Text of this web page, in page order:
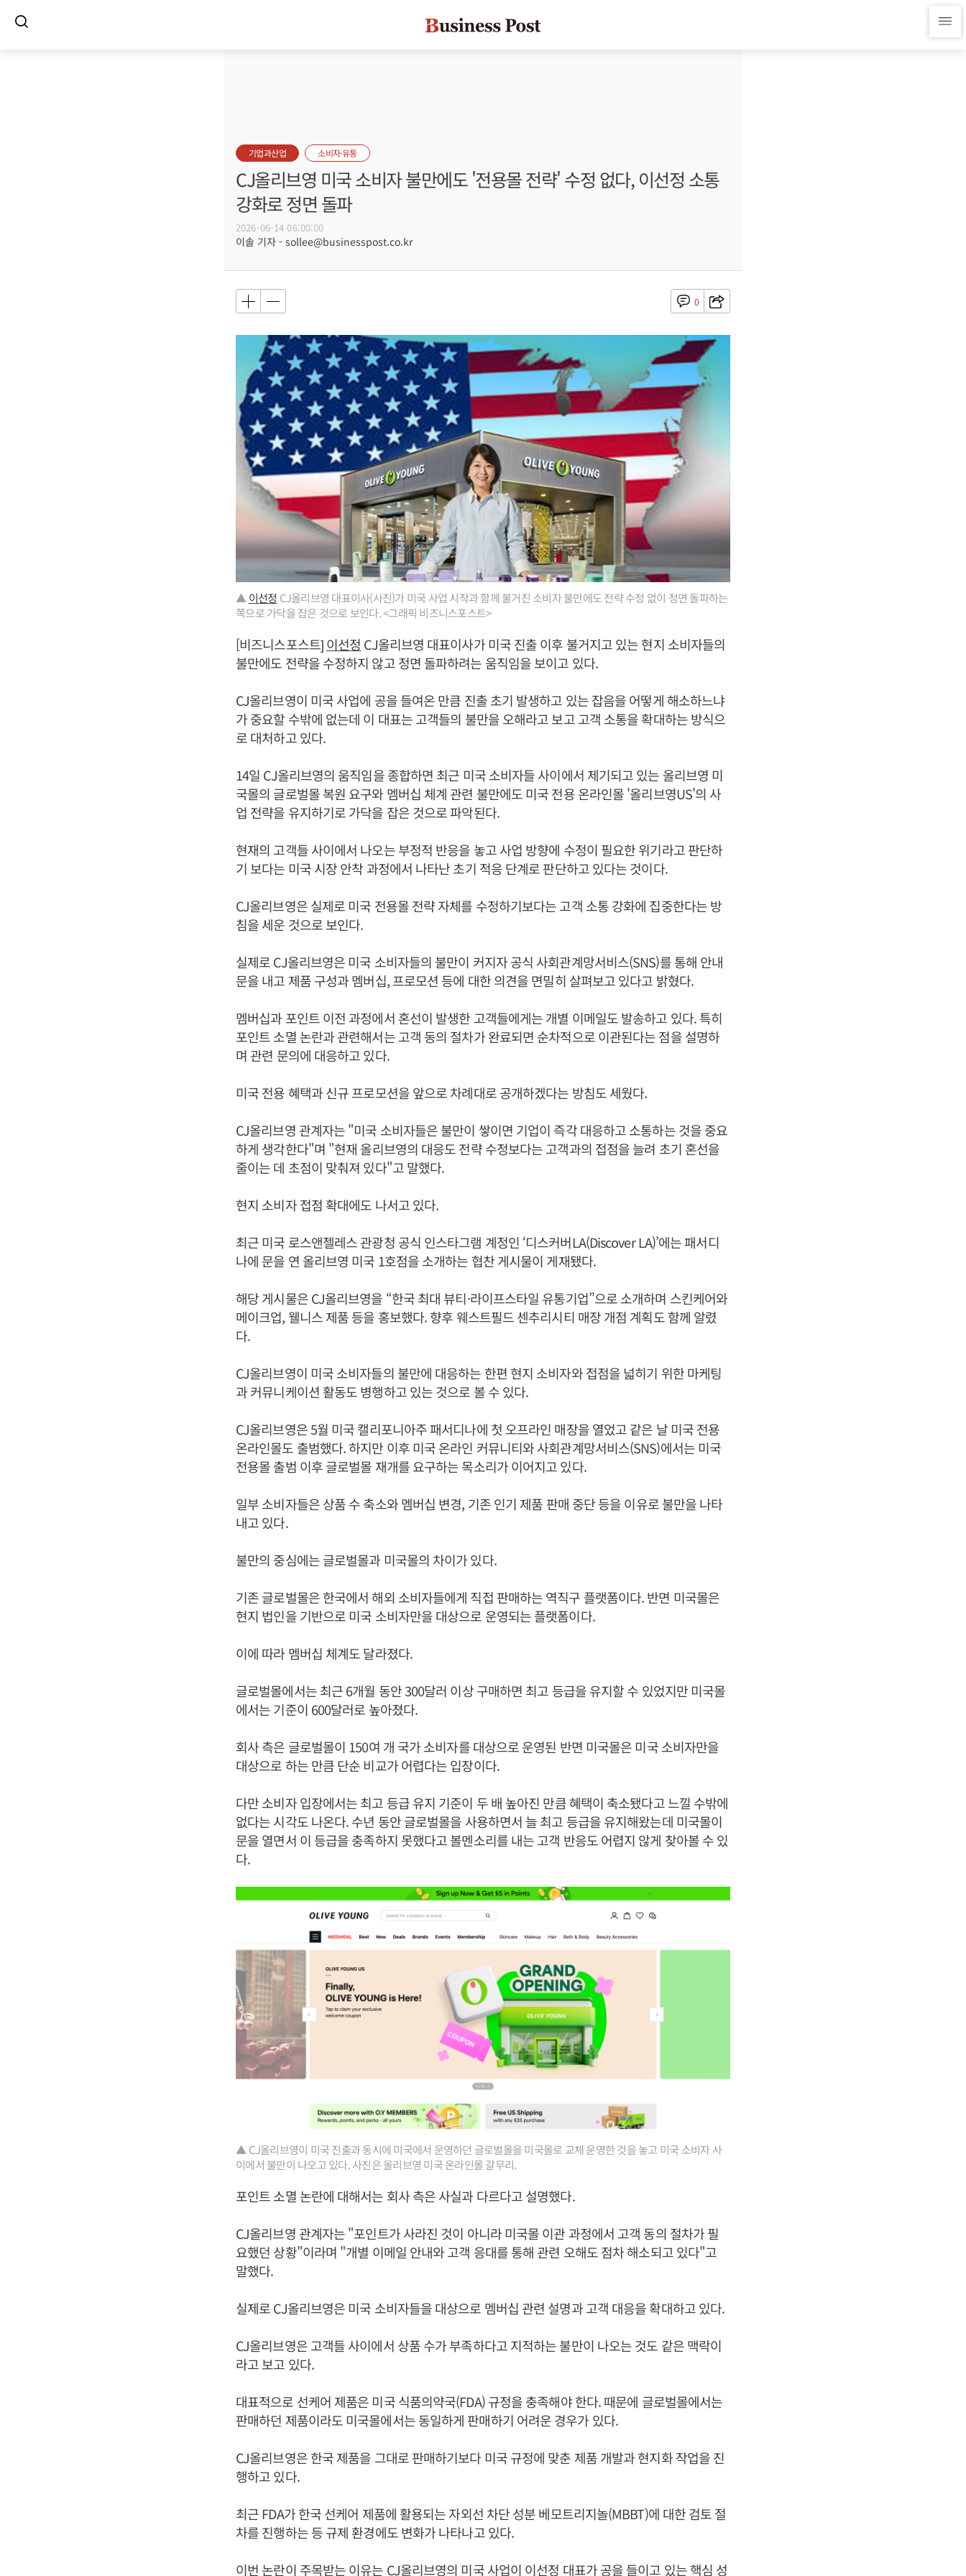
기업과산업 소비자·유통
CJ올리브영 미국 소비자 불만에도 '전용몰 전략' 수정 없다, 이선정 소통
강화로 정면 돌파
2026-06-14 06:00:00
이솔 기자 - sollee@businesspost.co.kr
0
▲ 이선정 CJ올리브영 대표이사(사진)가 미국 사업 시작과 함께 불거진 소비자 불만에도 전략 수정 없이 정면 돌파하는
쪽으로 가닥을 잡은 것으로 보인다. <그래픽 비즈니스포스트>
[비즈니스포스트]이선정 CJ올리브영 대표이사가 미국 진출 이후 불거지고 있는 현지 소비자들의
불만에도 전략을 수정하지 않고 정면 돌파하려는 움직임을 보이고 있다.
CJ올리브영이 미국 사업에 공을 들여온 만큼 진출 초기 발생하고 있는 잡음을 어떻게 해소하느냐
가 중요할 수밖에 없는데 이 대표는 고객들의 불만을 오해라고 보고 고객 소통을 확대하는 방식으
로 대처하고 있다.
14일 CJ올리브영의 움직임을 종합하면 최근 미국 소비자들 사이에서 제기되고 있는 올리브영 미
국몰의 글로벌몰 복원 요구와 멤버십 체계 관련 불만에도 미국 전용 온라인몰 '올리브영US'의 사
업 전략을 유지하기로 가닥을 잡은 것으로 파악된다.
현재의 고객들 사이에서 나오는 부정적 반응을 놓고 사업 방향에 수정이 필요한 위기라고 판단하
기 보다는 미국 시장 안착 과정에서 나타난 초기 적응 단계로 판단하고 있다는 것이다.
CJ올리브영은 실제로 미국 전용몰 전략 자체를 수정하기보다는 고객 소통 강화에 집중한다는 방
침을 세운 것으로 보인다.
실제로 CJ올리브영은 미국 소비자들의 불만이 커지자 공식 사회관계망서비스(SNS)를 통해 안내
문을 내고 제품 구성과 멤버십, 프로모션 등에 대한 의견을 면밀히 살펴보고 있다고 밝혔다.
멤버십과 포인트 이전 과정에서 혼선이 발생한 고객들에게는 개별 이메일도 발송하고 있다. 특히
포인트 소멸 논란과 관련해서는 고객 동의 절차가 완료되면 순차적으로 이관된다는 점을 설명하
며 관련 문의에 대응하고 있다.
미국 전용 혜택과 신규 프로모션을 앞으로 차례대로 공개하겠다는 방침도 세웠다.
CJ올리브영 관계자는 "미국 소비자들은 불만이 쌓이면 기업이 즉각 대응하고 소통하는 것을 중요
하게 생각한다"며 "현재 올리브영의 대응도 전략 수정보다는 고객과의 접점을 늘려 초기 혼선을
줄이는 데 초점이 맞춰져 있다"고 말했다.
현지 소비자 접점 확대에도 나서고 있다.
최근 미국 로스앤젤레스 관광청 공식 인스타그램 계정인 ‘디스커버LA(Discover LA)’에는 패서디
나에 문을 연 올리브영 미국 1호점을 소개하는 협찬 게시물이 게재됐다.
해당 게시물은 CJ올리브영을 “한국 최대 뷰티·라이프스타일 유통기업”으로 소개하며 스킨케어와
메이크업, 웰니스 제품 등을 홍보했다. 향후 웨스트필드 센추리시티 매장 개점 계획도 함께 알렸
다.
CJ올리브영이 미국 소비자들의 불만에 대응하는 한편 현지 소비자와 접점을 넓히기 위한 마케팅
과 커뮤니케이션 활동도 병행하고 있는 것으로 볼 수 있다.
CJ올리브영은 5월 미국 캘리포니아주 패서디나에 첫 오프라인 매장을 열었고 같은 날 미국 전용
온라인몰도 출범했다. 하지만 이후 미국 온라인 커뮤니티와 사회관계망서비스(SNS)에서는 미국
전용몰 출범 이후 글로벌몰 재개를 요구하는 목소리가 이어지고 있다.
일부 소비자들은 상품 수 축소와 멤버십 변경, 기존 인기 제품 판매 중단 등을 이유로 불만을 나타
내고 있다.
불만의 중심에는 글로벌몰과 미국몰의 차이가 있다.
기존 글로벌몰은 한국에서 해외 소비자들에게 직접 판매하는 역직구 플랫폼이다. 반면 미국몰은
현지 법인을 기반으로 미국 소비자만을 대상으로 운영되는 플랫폼이다.
이에 따라 멤버십 체계도 달라졌다.
글로벌몰에서는 최근 6개월 동안 300달러 이상 구매하면 최고 등급을 유지할 수 있었지만 미국몰
에서는 기준이 600달러로 높아졌다.
회사 측은 글로벌몰이 150여 개 국가 소비자를 대상으로 운영된 반면 미국몰은 미국 소비자만을
대상으로 하는 만큼 단순 비교가 어렵다는 입장이다.
다만 소비자 입장에서는 최고 등급 유지 기준이 두 배 높아진 만큼 혜택이 축소됐다고 느낄 수밖에
없다는 시각도 나온다. 수년 동안 글로벌몰을 사용하면서 늘 최고 등급을 유지해왔는데 미국몰이
문을 열면서 이 등급을 충족하지 못했다고 볼멘소리를 내는 고객 반응도 어렵지 않게 찾아볼 수 있
다.
▲ CJ올리브영이 미국 진출과 동시에 미국에서 운영하던 글로벌몰을 미국몰로 교체 운영한 것을 놓고 미국 소비자 사
이에서 불만이 나오고 있다. 사진은 올리브영 미국 온라인몰 갈무리.
포인트 소멸 논란에 대해서는 회사 측은 사실과 다르다고 설명했다.
CJ올리브영 관계자는 "포인트가 사라진 것이 아니라 미국몰 이관 과정에서 고객 동의 절차가 필
요했던 상황"이라며 "개별 이메일 안내와 고객 응대를 통해 관련 오해도 점차 해소되고 있다"고
말했다.
실제로 CJ올리브영은 미국 소비자들을 대상으로 멤버십 관련 설명과 고객 대응을 확대하고 있다.
CJ올리브영은 고객들 사이에서 상품 수가 부족하다고 지적하는 불만이 나오는 것도 같은 맥락이
라고 보고 있다.
대표적으로 선케어 제품은 미국 식품의약국(FDA) 규정을 충족해야 한다. 때문에 글로벌몰에서는
판매하던 제품이라도 미국몰에서는 동일하게 판매하기 어려운 경우가 있다.
CJ올리브영은 한국 제품을 그대로 판매하기보다 미국 규정에 맞춘 제품 개발과 현지화 작업을 진
행하고 있다.
최근 FDA가 한국 선케어 제품에 활용되는 자외선 차단 성분 베모트리지놀(MBBT)에 대한 검토 절
차를 진행하는 등 규제 환경에도 변화가 나타나고 있다.
이번 논란이 주목받는 이유는 CJ올리브영의 미국 사업이 이선정 대표가 공을 들이고 있는 핵심 성